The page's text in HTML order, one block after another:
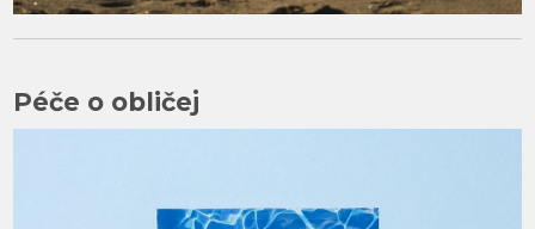
Péče o obličej